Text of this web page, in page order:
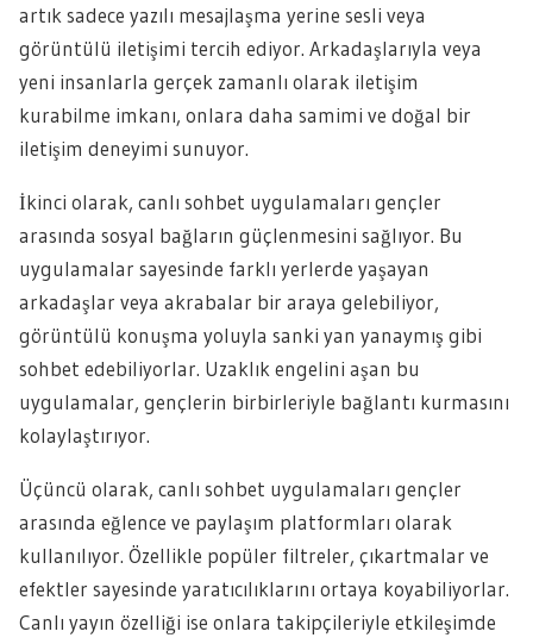
artık sadece yazılı mesajlaşma yerine sesli veya
görüntülü iletişimi tercih ediyor. Arkadaşlarıyla veya
yeni insanlarla gerçek zamanlı olarak iletişim
kurabilme imkanı, onlara daha samimi ve doğal bir
iletişim deneyimi sunuyor.
İkinci olarak, canlı sohbet uygulamaları gençler
arasında sosyal bağların güçlenmesini sağlıyor. Bu
uygulamalar sayesinde farklı yerlerde yaşayan
arkadaşlar veya akrabalar bir araya gelebiliyor,
görüntülü konuşma yoluyla sanki yan yanaymış gibi
sohbet edebiliyorlar. Uzaklık engelini aşan bu
uygulamalar, gençlerin birbirleriyle bağlantı kurmasını
kolaylaştırıyor.
Üçüncü olarak, canlı sohbet uygulamaları gençler
arasında eğlence ve paylaşım platformları olarak
kullanılıyor. Özellikle popüler filtreler, çıkartmalar ve
efektler sayesinde yaratıcılıklarını ortaya koyabiliyorlar.
Canlı yayın özelliği ise onlara takipçileriyle etkileşimde